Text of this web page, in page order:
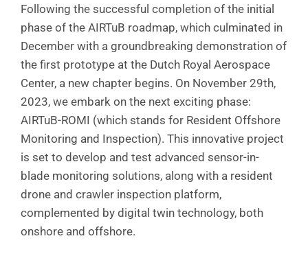
Following the successful completion of the initial
phase of the AIRTuB roadmap, which culminated in
December with a groundbreaking demonstration of
the first prototype at the Dutch Royal Aerospace
Center, a new chapter begins. On November 29th,
2023, we embark on the next exciting phase:
AIRTuB-ROMI (which stands for Resident Offshore
Monitoring and Inspection). This innovative project
is set to develop and test advanced sensor-in-
blade monitoring solutions, along with a resident
drone and crawler inspection platform,
complemented by digital twin technology, both
onshore and offshore.